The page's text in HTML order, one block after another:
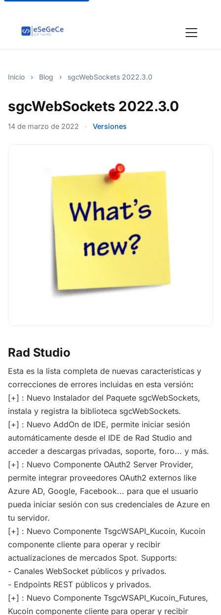
Inicio › Blog › sgcWebSockets 2022.3.0
sgcWebSockets 2022.3.0
14 de marzo de 2022 · Versiones
Rad Studio
Esta es la lista completa de nuevas características y
correcciones de errores incluidas en esta versión:
[+] : Nuevo Instalador del Paquete sgcWebSockets,
instala y registra la biblioteca sgcWebSockets.
[+] : Nuevo AddOn de IDE, permite iniciar sesión
automáticamente desde el IDE de Rad Studio and
acceder a descargas privadas, soporte, foro... y más.
[+] : Nuevo Componente OAuth2 Server Provider,
permite integrar proveedores OAuth2 externos like
Azure AD, Google, Facebook... para que el usuario
pueda iniciar sesión con sus credenciales de Azure en
tu servidor.
[+] : Nuevo Componente TsgcWSAPI_Kucoin, Kucoin
componente cliente para operar y recibir
actualizaciones de mercados Spot. Supports:
- Canales WebSocket públicos y privados.
- Endpoints REST públicos y privados.
[+] : Nuevo Componente TsgcWSAPI_Kucoin_Futures,
Kucoin componente cliente para operar y recibir